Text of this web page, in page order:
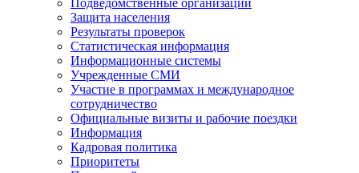
Подведомственные организации
Защита населения
Результаты проверок
Статистическая информация
Информационные системы
Учрежденные СМИ
Участие в программах и международное
сотрудничество
Официальные визиты и рабочие поездки
Информация
Кадровая политика
Приоритеты